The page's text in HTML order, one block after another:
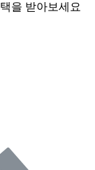
을 받아보세요